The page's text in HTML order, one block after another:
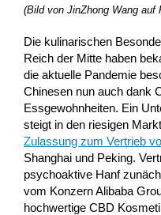
(Bild von JinZhong Wang auf
Die kulinarischen
Reich der Mitte haben
die aktuelle Pandemie
Chinesen nun auch dank
Essgewohnheiten. Ein
steigt in den riesigen
Zulassung zum Vertrieb
Shanghai und Peking.
psychoaktive Hanf
vom Konzern Alibaba
hochwertige CBD